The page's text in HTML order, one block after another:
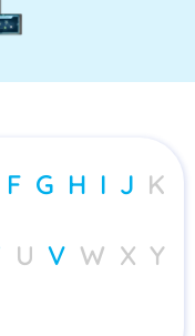
F G H I J K
U V W X Y